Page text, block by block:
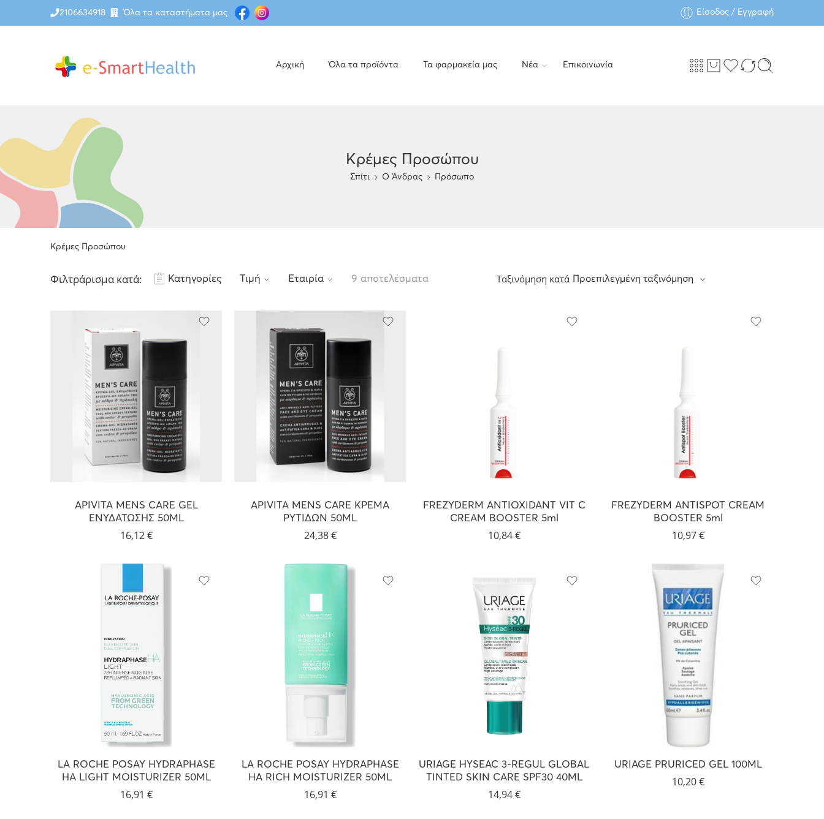
2106634918 Όλα τα καταστήματα μας Είσοδος / Εγγραφή
Αρχική Όλα τα προϊόντα Τα φαρμακεία μας Νέα Επικοινωνία
Κρέμες Προσώπου
Σπίτι O Άνδρας Πρόσωπο
Κρέμες Προσώπου
Φιλτράρισμα κατά: Κατηγορίες Τιμή Εταιρία 9 αποτελέσματα Ταξινόμηση κατά Προεπιλεγμένη ταξινόμηση
APIVITA MENS CARE GEL
ΕΝΥΔΑΤΩΣΗΣ 50ML
16,12€
APIVITA MENS CARE ΚΡΕΜΑ
ΡΥΤΙΔΩΝ 50ML
24,38€
FREZYDERM ANTIOXIDANT VIT C
CREAM BOOSTER 5ml
10,84€
FREZYDERM ANTISPOT CREAM
BOOSTER 5ml
10,97€
LA ROCHE POSAY HYDRAPHASE
HA LIGHT MOISTURIZER 50ML
16,91 €
LA ROCHE POSAY HYDRAPHASE
HA RICH MOISTURIZER 50ML
16,91 €
URIAGE HYSEAC 3-REGUL GLOBAL
TINTED SKIN CARE SPF30 40ML
14,94€
URIAGE PRURICED GEL 100ML
10,20€